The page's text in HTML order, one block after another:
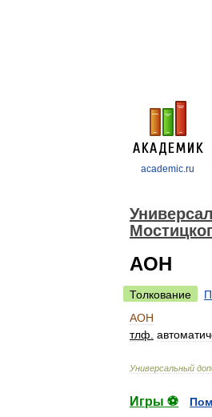
academic.ru
АОН
Толкование
АОН
тлф
Универсальный
Игры ⚽